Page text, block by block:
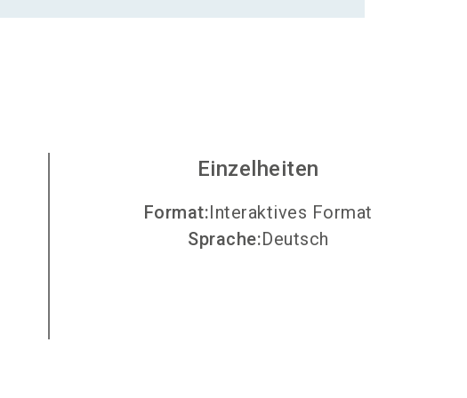
Aussteller werden
Einzelheiten
Format:Interaktives Format
Sprache:Deutsch